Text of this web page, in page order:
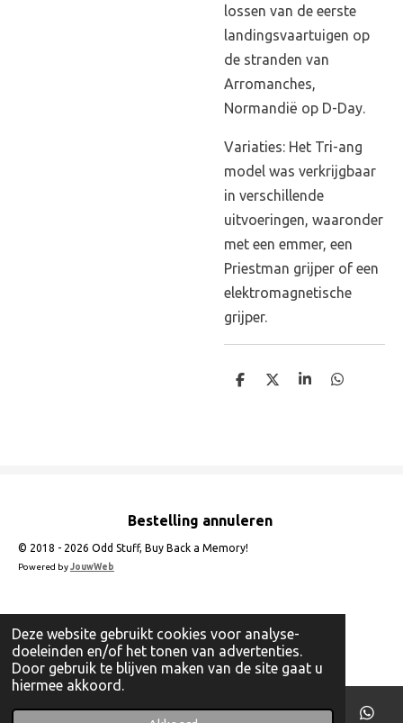
Deze website gebruikt cookies voor analyse-
doeleinden en/of het tonen van advertenties.
Door gebruik te blijven maken van de site gaat u
hiermee akkoord.
lossen van de eerste
landingsvaartuigen op
de stranden van
Arromanches,
Normandië op D-Day.
Variaties: Het Tri-ang
model was verkrijgbaar
in verschillende
uitvoeringen, waaronder
met een emmer, een
Priestman grijper of een
elektromagnetische
grijper.
D
D
S
D
Bestelling annuleren
© 2018 - 2026 Odd Stuff, Buy Back a Memory!
Powered byJouwWeb